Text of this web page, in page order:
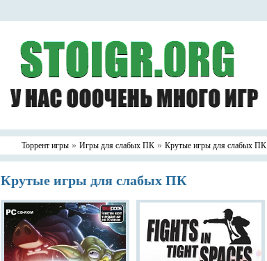
Торрент игры » Игры для слабых ПК » Крутые игры для слабых ПК
Крутые игры для слабых ПК